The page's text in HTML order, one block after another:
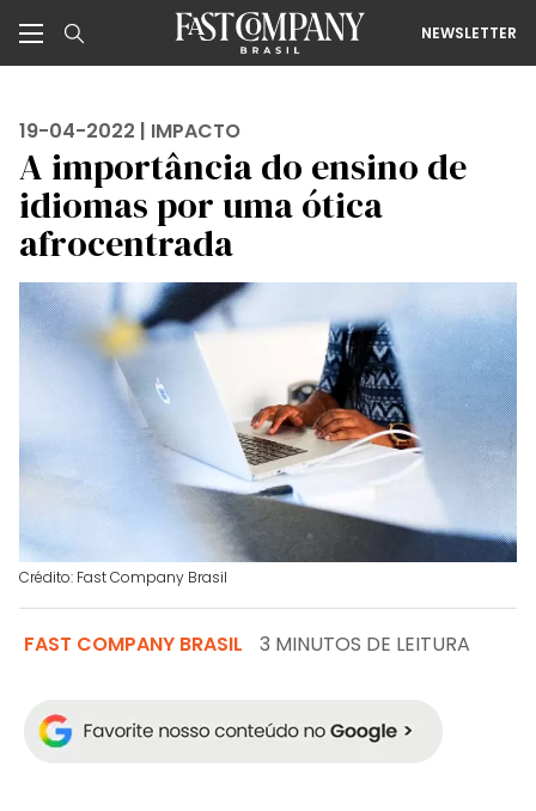
NEWSLETTER
19-04-2022 | IMPACTO
A importância do ensino de
idiomas por uma ótica
afrocentrada
Crédito: Fast Company Brasil
FAST COMPANY BRASIL 3 MINUTOS DE LEITURA